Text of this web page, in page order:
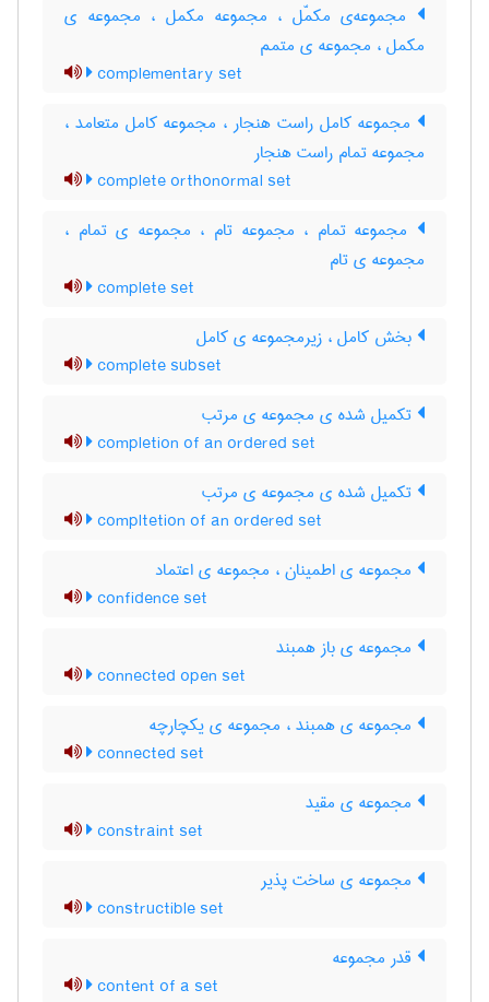
مجموعه‌ی مکمّل ، مجموعه مکمل ، مجموعه ی
مکمل ، مجموعه ی متمم
complementary set
مجموعه کامل راست هنجار ، مجموعه کامل متعامد ،
مجموعه تمام راست هنجار
complete orthonormal set
مجموعه تمام ، مجموعه تام ، مجموعه ی تمام ،
مجموعه ی تام
complete set
بخش کامل ، زیرمجموعه ی کامل
complete subset
تکمیل شده ی مجموعه ی مرتب
completion of an ordered set
تکمیل شده ی مجموعه ی مرتب
compltetion of an ordered set
مجموعه ی اطمینان ، مجموعه ی اعتماد
confidence set
مجموعه ی باز همبند
connected open set
مجموعه ی همبند ، مجموعه ی یکچارچه
connected set
مجموعه ی مقید
constraint set
مجموعه ی ساخت پذیر
constructible set
قدر مجموعه
content of a set